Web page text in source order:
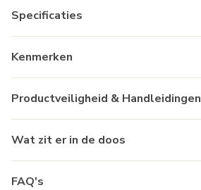
Specificaties
Kenmerken
Productveiligheid & Handleidingen
Wat zit er in de doos
FAQ's